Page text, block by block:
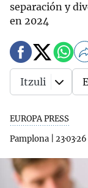
separación y
en 2024
EUROPA PRESS
Pamplona
23·03·26
Itzuli